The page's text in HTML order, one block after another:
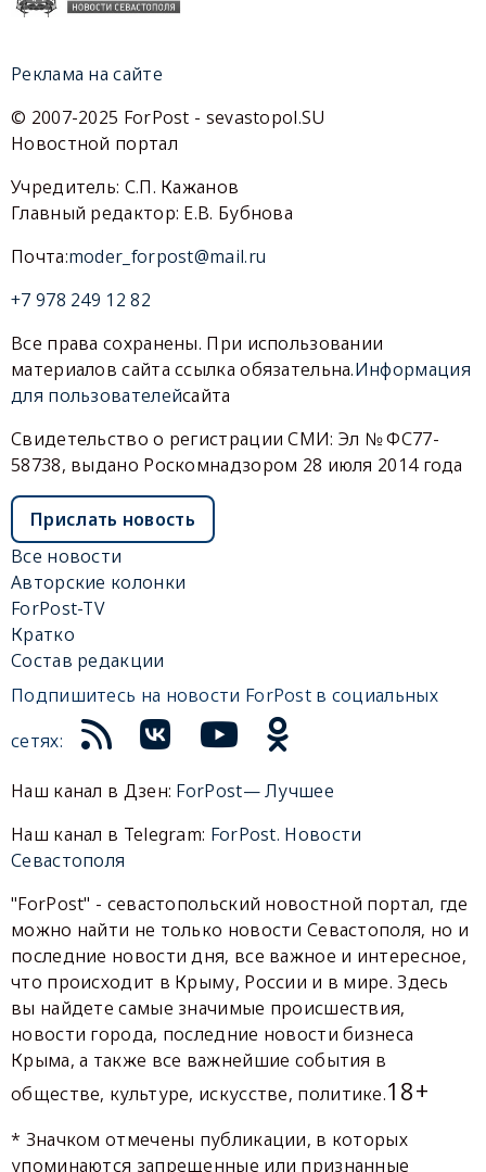
Реклама на сайте
© 2007-2025 ForPost - sevastopol.SU
Новостной портал
Учредитель: С.П. Кажанов
Главный редактор: Е.В. Бубнова
Почта:moder_forpost@mail.ru
+7 978 249 12 82
Все права сохранены. При использовании
материалов сайта ссылка обязательна.Информация
для пользователейсайта
Свидетельство о регистрации СМИ: Эл № ФС77-
58738, выдано Роскомнадзором 28 июля 2014 года
Прислать новость
Все новости
Авторские колонки
ForPost-TV
Кратко
Состав редакции
Подпишитесь на новости ForPost в социальных
сетях:
Наш канал в Дзен: ForPost— Лучшее
Наш канал в Telegram: ForPost. Новости
Севастополя
"ForPost" - севастопольский новостной портал, где
можно найти не только новости Севастополя, но и
последние новости дня, все важное и интересное,
что происходит в Крыму, России и в мире. Здесь
вы найдете самые значимые происшествия,
новости города, последние новости бизнеса
Крыма, а также все важнейшие события в
обществе, культуре, искусстве, политике.18+
* Значком отмечены публикации, в которых
упоминаются запрещенные или признанные